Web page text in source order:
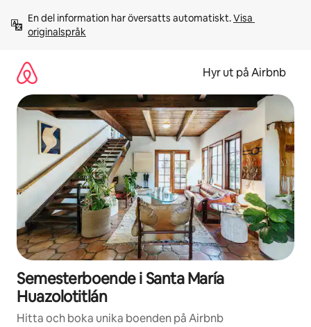
innehåll
En del information har översatts automatiskt. Visa
originalspråk
Hyr ut på Airbnb
Semesterboende i Santa María
Huazolotitlán
Hitta och boka unika boenden på Airbnb